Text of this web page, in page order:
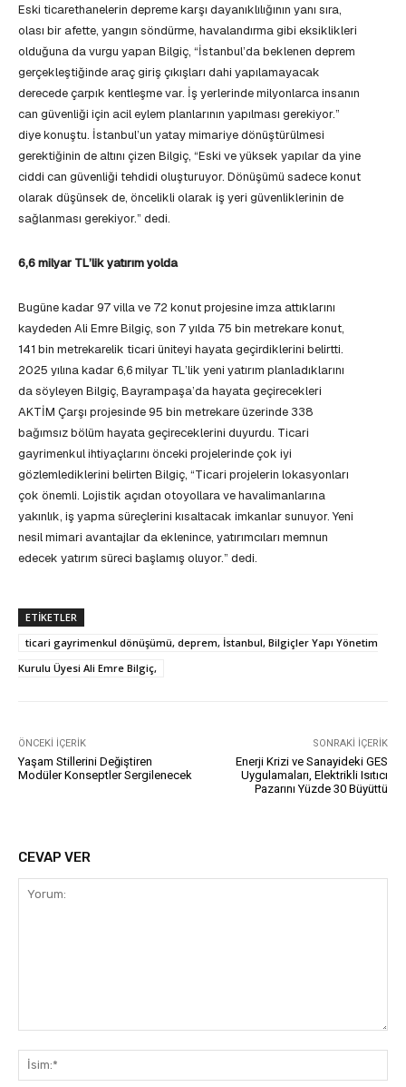
Eski ticarethanelerin depreme karşı dayanıklılığının yanı sıra,
olası bir afette, yangın söndürme, havalandırma gibi eksiklikleri
olduğuna da vurgu yapan Bilgiç, “İstanbul’da beklenen deprem
gerçekleştiğinde araç giriş çıkışları dahi yapılamayacak
derecede çarpık kentleşme var. İş yerlerinde milyonlarca insanın
can güvenliği için acil eylem planlarının yapılması gerekiyor.”
diye konuştu. İstanbul’un yatay mimariye dönüştürülmesi
gerektiğinin de altını çizen Bilgiç, “Eski ve yüksek yapılar da yine
ciddi can güvenliği tehdidi oluşturuyor. Dönüşümü sadece konut
olarak düşünsek de, öncelikli olarak iş yeri güvenliklerinin de
sağlanması gerekiyor.” dedi.
6,6 milyar TL’lik yatırım yolda
Bugüne kadar 97 villa ve 72 konut projesine imza attıklarını
kaydeden Ali Emre Bilgiç, son 7 yılda 75 bin metrekare konut,
141 bin metrekarelik ticari üniteyi hayata geçirdiklerini belirtti.
2025 yılına kadar 6,6 milyar TL’lik yeni yatırım planladıklarını
da söyleyen Bilgiç, Bayrampaşa’da hayata geçirecekleri
AKTİM Çarşı projesinde 95 bin metrekare üzerinde 338
bağımsız bölüm hayata geçireceklerini duyurdu. Ticari
gayrimenkul ihtiyaçlarını önceki projelerinde çok iyi
gözlemlediklerini belirten Bilgiç, “Ticari projelerin lokasyonları
çok önemli. Lojistik açıdan otoyollara ve havalimanlarına
yakınlık, iş yapma süreçlerini kısaltacak imkanlar sunuyor. Yeni
nesil mimari avantajlar da eklenince, yatırımcıları memnun
edecek yatırım süreci başlamış oluyor.” dedi.
ETIKETLER
ticari gayrimenkul dönüşümü, deprem, İstanbul, Bilgiçler Yapı Yönetim
Kurulu Üyesi Ali Emre Bilgiç,
ÖNCEKI İÇERIK
Yaşam Stillerini Değiştiren
Modüler Konseptler Sergilenecek
SONRAKI İÇERIK
Enerji Krizi ve Sanayideki GES
Uygulamaları, Elektrikli Isıtıcı
Pazarını Yüzde 30 Büyüttü
CEVAP VER